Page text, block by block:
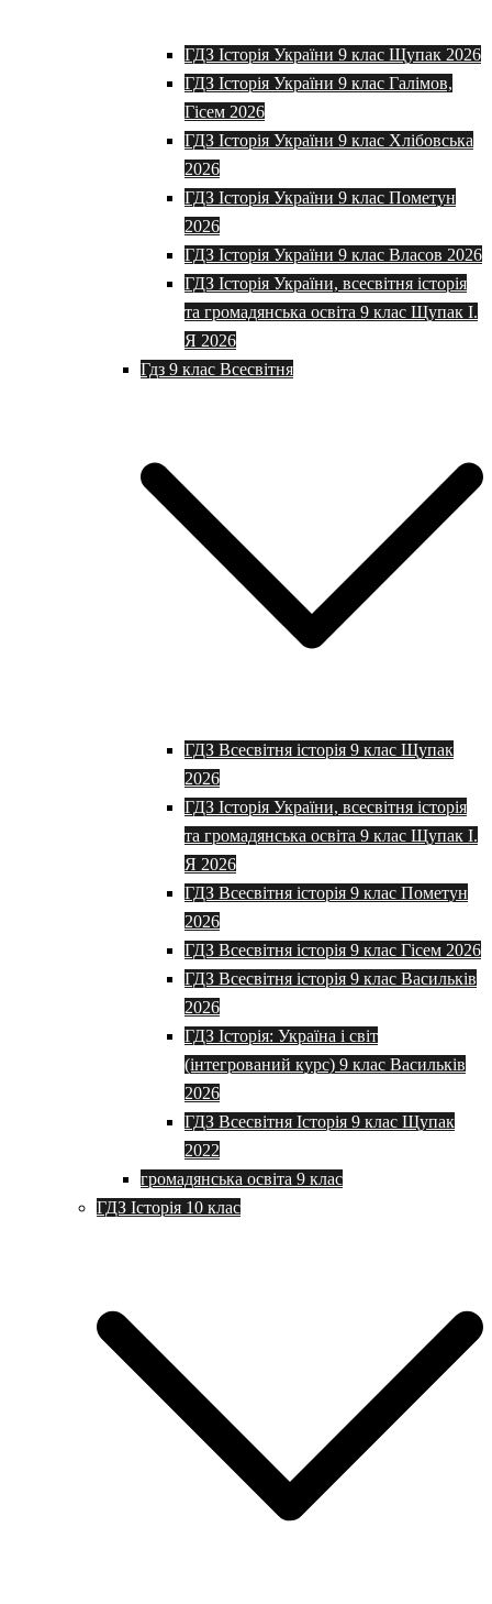
ГДЗ Історія України 9 клас Щупак 2026
ГДЗ Історія України 9 клас Галімов,
Гісем 2026
ГДЗ Історія України 9 клас Хлібовська
2026
ГДЗ Історія України 9 клас Пометун
2026
ГДЗ Історія України 9 клас Власов 2026
ГДЗ Історія України, всесвітня історія
та громадянська освіта 9 клас Щупак І.
Я 2026
Гдз 9 клас Всесвітня
ГДЗ Всесвітня історія 9 клас Щупак
2026
ГДЗ Історія України, всесвітня історія
та громадянська освіта 9 клас Щупак І.
Я 2026
ГДЗ Всесвітня історія 9 клас Пометун
2026
ГДЗ Всесвітня історія 9 клас Гісем 2026
ГДЗ Всесвітня історія 9 клас Васильків
2026
ГДЗ Історія: Україна і світ
(інтегрований курс) 9 клас Васильків
2026
ГДЗ Всесвітня Історія 9 клас Щупак
2022
громадянська освіта 9 клас
ГДЗ Історія 10 клас